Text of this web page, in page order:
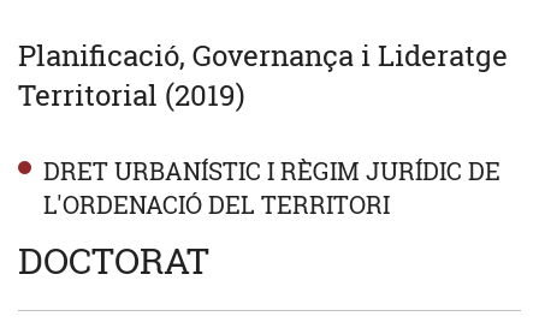
Planificació, Governança i Lideratge
Territorial (2019)
DRET URBANÍSTIC I RÈGIM JURÍDIC DE
L'ORDENACIÓ DEL TERRITORI
DOCTORAT